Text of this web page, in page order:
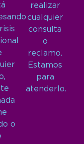
o
realizar
cualquier
consulta
o
reclamo.
Estamos
para
atenderlo.